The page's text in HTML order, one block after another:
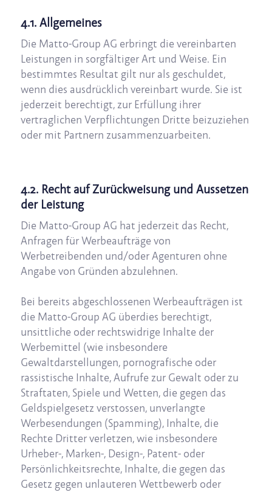
4.1. Allgemeines
Die Matto-Group AG erbringt die vereinbarten
Leistungen in sorgfältiger Art und Weise. Ein
bestimmtes Resultat gilt nur als geschuldet,
wenn dies ausdrücklich vereinbart wurde. Sie ist
jederzeit berechtigt, zur Erfüllung ihrer
vertraglichen Verpflichtungen Dritte beizuziehen
oder mit Partnern zusammenzuarbeiten.
4.2. Recht auf Zurückweisung und Aussetzen
der Leistung
Die Matto-Group AG hat jederzeit das Recht,
Anfragen für Werbeaufträge von
Werbetreibenden und/oder Agenturen ohne
Angabe von Gründen abzulehnen.
Bei bereits abgeschlossenen Werbeaufträgen ist
die Matto-Group AG überdies berechtigt,
unsittliche oder rechtswidrige Inhalte der
Werbemittel (wie insbesondere
Gewaltdarstellungen, pornografische oder
rassistische Inhalte, Aufrufe zur Gewalt oder zu
Straftaten, Spiele und Wetten, die gegen das
Geldspielgesetz verstossen, unverlangte
Werbesendungen (Spamming), Inhalte, die
Rechte Dritter verletzen, wie insbesondere
Urheber-, Marken-, Design-, Patent- oder
Persönlichkeitsrechte, Inhalte, die gegen das
Gesetz gegen unlauteren Wettbewerb oder